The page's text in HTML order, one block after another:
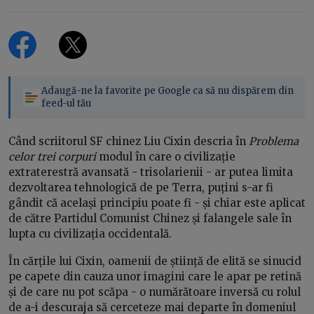
Adaugă-ne la favorite pe Google ca să nu dispărem din
feed-ul tău
Când scriitorul SF chinez Liu Cixin descria în Problema
celor trei corpurimodul în care o civilizație
extraterestră avansată - trisolarienii - ar putea limita
dezvoltarea tehnologică de pe Terra, puțini s-ar fi
gândit că același principiu poate fi - și chiar este aplicat
de către Partidul Comunist Chinez și falangele sale în
lupta cu civilizația occidentală.
În cărțile lui Cixin, oamenii de știință de elită se sinucid
pe capete din cauza unor imagini care le apar pe retină
și de care nu pot scăpa - o numărătoare inversă cu rolul
de a-i descuraja să cerceteze mai departe în domeniul